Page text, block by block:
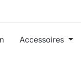
Accessoires